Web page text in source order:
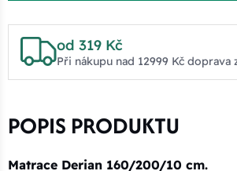
od 319 Kč
Při nákupu nad 12999 Kč doprava
POPIS PRODUKTU
Matrace Derian 160/200/10 cm.